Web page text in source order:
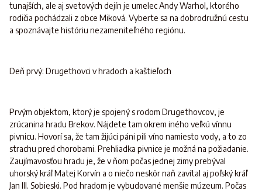
tunajších, ale aj svetových dejín je umelec Andy Warhol, ktorého
rodičia pochádzali z obce Miková. Vyberte sa na dobrodružnú cestu
a spoznávajte históriu nezameniteľného regiónu.
Deň prvý: Drugethovci v hradoch a kaštieľoch
Prvým objektom, ktorý je spojený s rodom Drugethovcov, je
zrúcanina hradu Brekov. Nájdete tam okrem iného veľkú vínnu
pivnicu. Hovorí sa, že tam žijúci páni pili víno namiesto vody, a to zo
strachu pred chorobami. Prehliadka pivnice je možná na požiadanie.
Zaujímavosťou hradu je, že v ňom počas jednej zimy prebýval
uhorský kráľ Matej Korvín a o niečo neskôr naň zavítal aj poľský kráľ
Jan III. Sobieski. Pod hradom je vybudované menšie múzeum. Počas